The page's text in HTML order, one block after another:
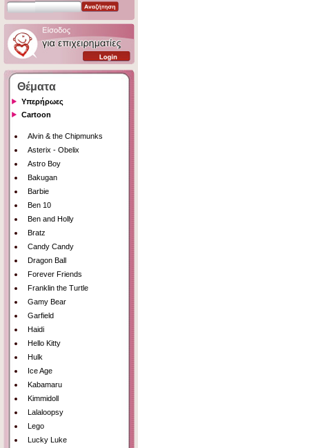
Θέματα
Υπερήρωες
Cartoon
Alvin & the Chipmunks
Asterix - Obelix
Astro Boy
Bakugan
Barbie
Ben 10
Ben and Holly
Bratz
Candy Candy
Dragon Ball
Forever Friends
Franklin the Turtle
Gamy Bear
Garfield
Haidi
Hello Kitty
Hulk
Ice Age
Kabamaru
Kimmidoll
Lalaloopsy
Lego
Lucky Luke